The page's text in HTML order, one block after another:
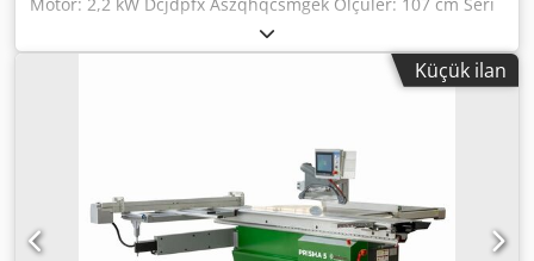
numarası: 18/3 51753 İyi durumdadır. Stokta birden fazla
mevcut! Fiyat: € 450,- KDV dahil.
Küçük ilan